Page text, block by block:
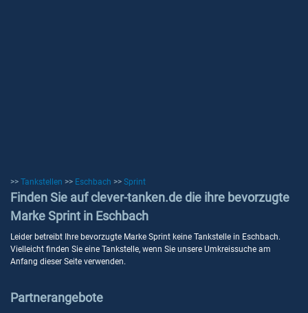
>> Tankstellen >> Eschbach >> Sprint
Finden Sie auf clever-tanken.de die ihre bevorzugte
Marke Sprint in Eschbach
Leider betreibt Ihre bevorzugte Marke Sprint keine Tankstelle in Eschbach.
Vielleicht finden Sie eine Tankstelle, wenn Sie unsere Umkreissuche am
Anfang dieser Seite verwenden.
Partnerangebote